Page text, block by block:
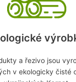
a řezivo jsou
v ekologicky čisté